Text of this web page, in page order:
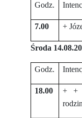
Godz.
7.00 +
Środa
Godz.
18.00
+ +